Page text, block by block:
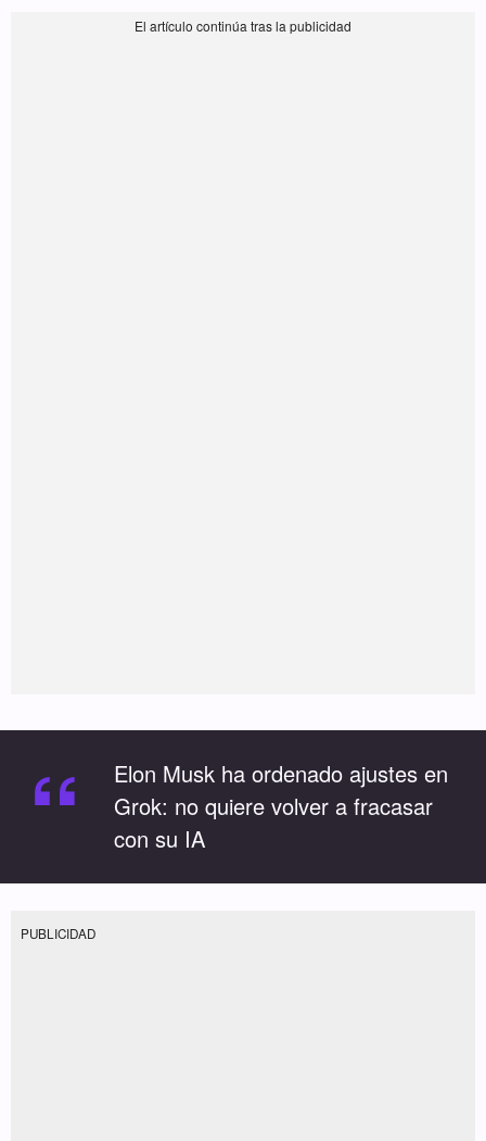
“
Elon Musk ha ordenado ajustes en
Grok: no quiere volver a fracasar
con su IA
PUBLICIDAD